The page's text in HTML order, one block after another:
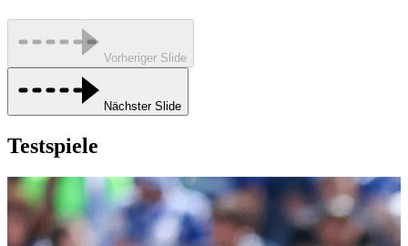
Vorheriger Slide
Nächster Slide
Testspiele